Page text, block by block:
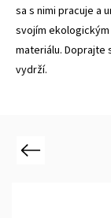
sa s nimi pracuje a
svojím
materiálu.
vydrží.
Previous